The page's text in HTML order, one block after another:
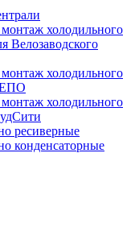
холодильного
Велозаводского
холодильного
холодильного
ресиверные
конденсаторные